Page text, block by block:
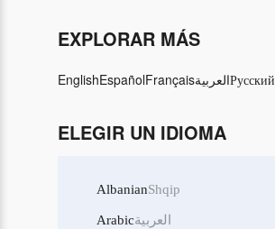
EXPLORAR MÁS
EnglishEspañolFrançaisالعربيةРусский
ELEGIR UN IDIOMA
AlbanianShqip
Arabicالعربية